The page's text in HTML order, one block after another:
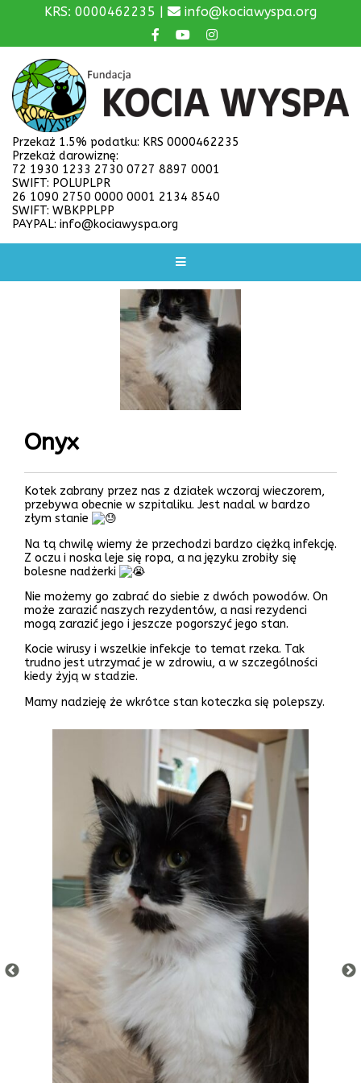
KRS: 0000462235 | info@kociawyspa.org
Przekaż 1.5% podatku: KRS 0000462235
Przekaż darowiznę:
72 1930 1233 2730 0727 8897 0001
SWIFT: POLUPLPR
26 1090 2750 0000 0001 2134 8540
SWIFT: WBKPPLPP
PAYPAL: info@kociawyspa.org
Onyx
Kotek zabrany przez nas z działek wczoraj wieczorem,
przebywa obecnie w szpitaliku. Jest nadal w bardzo
złym stanie
Na tą chwilę wiemy że przechodzi bardzo ciężką infekcję.
Z oczu i noska leje się ropa, a na języku zrobiły się
bolesne nadżerki
Nie możemy go zabrać do siebie z dwóch powodów. On
może zarazić naszych rezydentów, a nasi rezydenci
mogą zarazić jego i jeszcze pogorszyć jego stan.
Kocie wirusy i wszelkie infekcje to temat rzeka. Tak
trudno jest utrzymać je w zdrowiu, a w szczególności
kiedy żyją w stadzie.
Mamy nadzieję że wkrótce stan koteczka się polepszy.